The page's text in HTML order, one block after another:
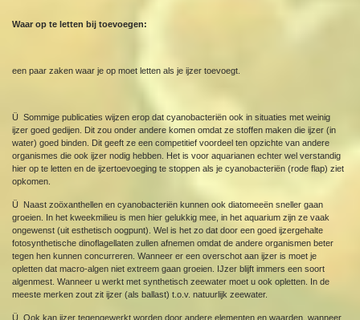
Waar op te letten bij toevoegen:
een paar zaken waar je op moet letten als je ijzer toevoegt.
Ü Sommige publicaties wijzen erop dat cyanobacteriën ook in situaties met weinig
ijzer goed gedijen. Dit zou onder andere komen omdat ze stoffen maken die ijzer (in
water) goed binden. Dit geeft ze een competitief voordeel ten opzichte van andere
organismes die ook ijzer nodig hebben. Het is voor aquarianen echter wel verstandig
hier op te letten en de ijzertoevoeging te stoppen als je cyanobacteriën (rode flap) ziet
opkomen.
Ü Naast zoöxanthellen en cyanobacteriën kunnen ook diatomeeën sneller gaan
groeien. In het kweekmilieu is men hier gelukkig mee, in het aquarium zijn ze vaak
ongewenst (uit esthetisch oogpunt). Wel is het zo dat door een goed ijzergehalte
fotosynthetische dinoflagellaten zullen afnemen omdat de andere organismen beter
tegen hen kunnen concurreren. Wanneer er een overschot aan ijzer is moet je
opletten dat macro-algen niet extreem gaan groeien. IJzer blijft immers een soort
algenmest. Wanneer u werkt met synthetisch zeewater moet u ook opletten. In de
meeste merken zout zit ijzer (als ballast) t.o.v. natuurlijk zeewater.
Ü Ook kan ijzer tegengewerkt worden door andere elementen en waarden. wanneer